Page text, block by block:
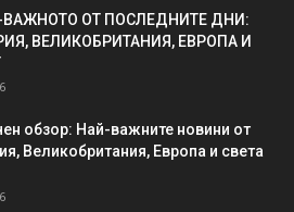
ВАЖНОТО ОТ ПОСЛЕДНИТЕ ДНИ:
ВЕЛИКОБРИТАНИЯ, ЕВРОПА И
обзор: Най-важните новини от
Великобритания, Европа и света